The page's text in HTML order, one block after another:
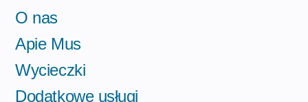
O nas
Apie Mus
Wycieczki
Dodatkowe usługi